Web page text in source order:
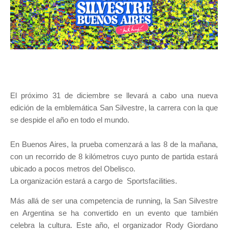
El próximo 31 de diciembre se llevará a cabo una nueva
edición de la emblemática San Silvestre, la carrera con la que
se despide el año en todo el mundo.
En Buenos Aires, la prueba comenzará a las 8 de la mañana,
con un recorrido de 8 kilómetros cuyo punto de partida estará
ubicado a pocos metros del Obelisco.
La organización estará a cargo de Sportsfacilities.
Más allá de ser una competencia de running, la San Silvestre
en Argentina se ha convertido en un evento que también
celebra la cultura. Este año, el organizador Rody Giordano